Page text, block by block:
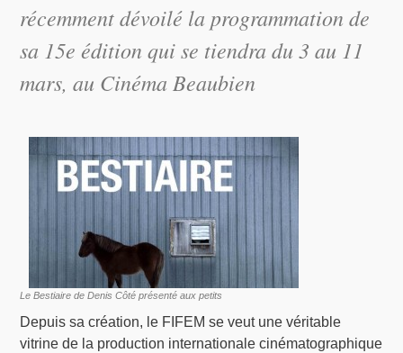
récemment dévoilé la programmation de
sa 15e édition qui se tiendra du 3 au 11
mars, au Cinéma Beaubien
Le Bestiaire de Denis Côté présenté aux petits
Depuis sa création, le FIFEM se veut une véritable
vitrine de la production internationale cinématographique